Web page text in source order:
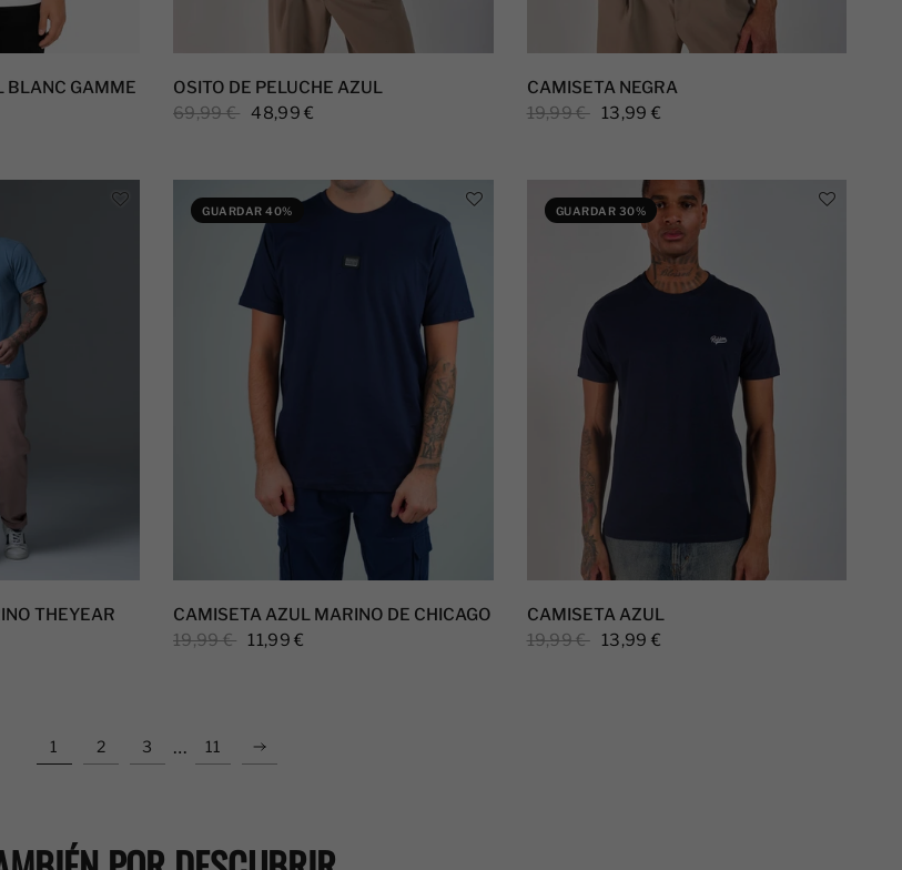
BLANC GAMME
OSITO DE PELUCHE AZUL
69,99 € 48,99 €
CAMISETA NEGRA
19,99 €
13,99 €
THEYEAR
GUARDAR 40%
CAMISETA AZUL MARINO DE CHICAGO
19,99 €
11,99 €
GUARDAR 30%
CAMISETA AZUL
19,99 €
13,99 €
1 2 3 … 11